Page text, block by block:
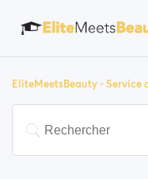
EliteMeetsBeauty - Service